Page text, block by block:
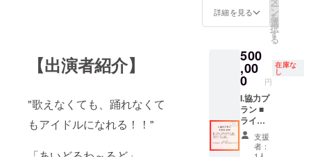
【出演者紹介】
"歌えなくても、踊れなくて
もアイドルになれる！！"
出展) ※
イベン
ト開催
未定
(2026年
予定)
本作品
の著作
権は当
属しま
す ※制
作時期
は未定
(時期未
定･1年
以内) 提
供先：
あいど
るわ〜
分間打
ち合わ
せ ■音
データ
送付さ
せてい
ただき
ます ※
制作時
期は未
定(時期
未定･1
年以内)
詳細を見る ー
ン
を
選
択
す
る
500
,00
0 円
在庫な
し
I.協力プ
ラン ■
ライブ
当日、
全曲
do555
支援
者：